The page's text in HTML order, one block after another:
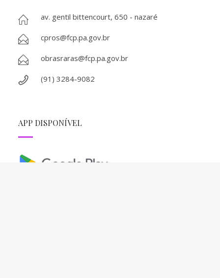
av. gentil bittencourt, 650 - nazaré
cpros@fcp.pa.gov.br
obrasraras@fcp.pa.gov.br
(91) 3284-9082
APP DISPONÍVEL